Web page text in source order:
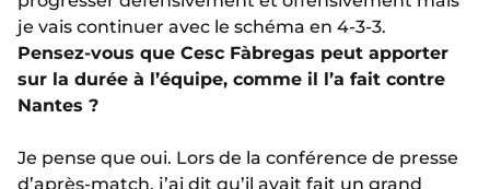
je vais continuer avec le schéma en 4-3-3.
Pensez-vous que Cesc Fàbregas peut apporter
sur la durée à l’équipe, comme il l’a fait contre
Nantes ?
Je pense que oui. Lors de la conférence de presse
d’après-match, j’ai dit qu’il avait fait un grand